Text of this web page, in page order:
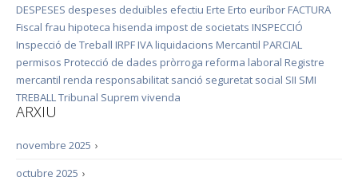
DESPESES despeses deduïbles efectiu Erte Erto euríbor FACTURA
Fiscal frau hipoteca hisenda impost de societats INSPECCIÓ
Inspecció de Treball IRPF IVA liquidacions Mercantil PARCIAL
permisos Protecció de dades pròrroga reforma laboral Registre
mercantil renda responsabilitat sanció seguretat social SII SMI
TREBALLTribunal Suprem vivenda
ARXIU
›
novembre 2025
›
octubre 2025